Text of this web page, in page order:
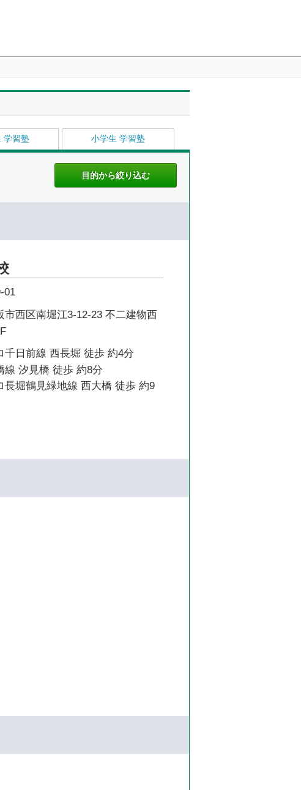
学習塾 小学生 学習塾
01
市西区南堀江3-12-23 不二建物西
千日前線 西長堀 徒歩 約4分
線 汐見橋 徒歩 約8分
長堀鶴見緑地線 西大橋 徒歩 約9